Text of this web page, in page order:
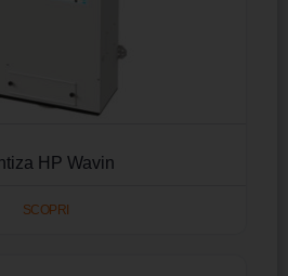
HP Wavin
SCOPRI